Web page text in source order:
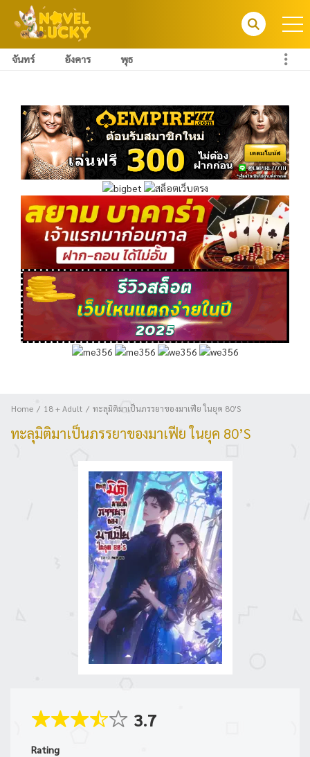
จันทร์ อังคาร พุธ
Home 18 + Adult ทะลุมิติมาเป็นภรรยาของมาเฟีย ในยุค 80'S
ทะลุมิติมาเป็นภรรยาของมาเฟีย ในยุค 80’S
3.7
Rating